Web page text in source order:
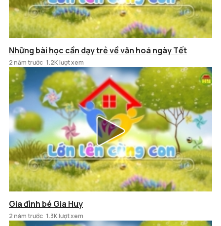
Những bài học cần dạy trẻ về văn hoá ngày Tết
2 năm trước 1.2K lượt xem
Gia đình bé Gia Huy
2 năm trước 1.3K lượt xem